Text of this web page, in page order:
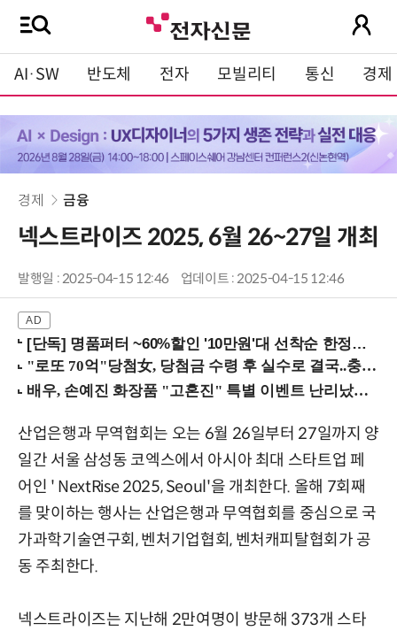
AI·SW 반도체 전자 모빌리티 통신 경제
경제 금융
넥스트라이즈 2025, 6월 26~27일 개최
발행일 : 2025-04-15 12:46 업데이트 : 2025-04-15 12:46
[단독] 명품퍼터 ~60%할인 '10만원'대 선착순 한정판매!
산업은행과 무역협회는 오는 6월 26일부터 27일까지 양
일간 서울 삼성동 코엑스에서 아시아 최대 스타트업 페
어인 ' NextRise 2025, Seoul'을 개최한다. 올해 7회째
를 맞이하는 행사는 산업은행과 무역협회를 중심으로 국
가과학기술연구회, 벤처기업협회, 벤처캐피탈협회가 공
동 주최한다.
넥스트라이즈는 지난해 2만여명이 방문해 373개 스타